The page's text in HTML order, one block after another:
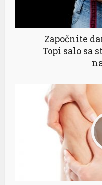
Započnite
Topi salo sa